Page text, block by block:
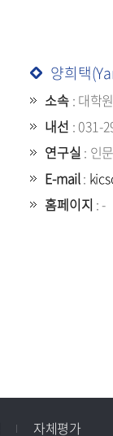
양희택
소속: 대학
내선 : 031-
연구실 : 인
E-mail:
홈페이지 : -
자체평가